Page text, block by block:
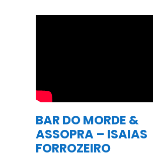
BAR DO MORDE &
ASSOPRA – ISAIAS
FORROZEIRO